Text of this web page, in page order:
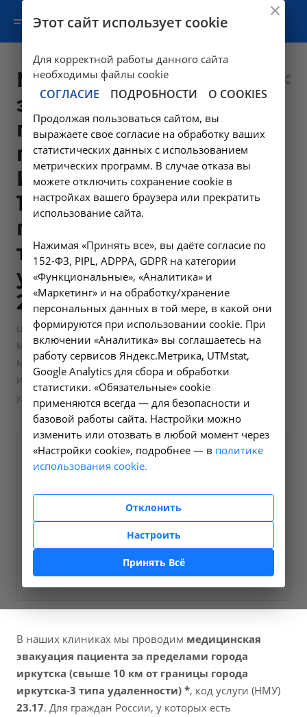
Медицинская
эвакуация
пациента за
пределами города
Иркутска (свыше
10 км от границы
города Иркутска-3
типа
удаленности) * -
23.17 в Ангарске
Цены в Ангарске — Скорая медицинская помощь —
Медицинская эвакуация —
Медицинская эвакуация пациента за пределами города
Иркутска (свыше 10 км от границы города Иркутска-3 типа
удаленности) * - 23.17 в Ангарске
Оформите заявку на сайте,
мы свяжемся с вами в
ближайшее время и ответим
на все интересующие
5200 ₽
Заказать услугу
В наших клиниках мы проводим медицинская
эвакуация пациента за пределами города
иркутска (свыше 10 км от границы города
иркутска-3 типа удаленности) *, код услуги (НМУ)
23.17. Для граждан России, у которых есть
Этот сайт использует cookie
Для корректной работы данного сайта
необходимы файлы cookie
СОГЛАСИЕ ПОДРОБНОСТИ О COOKIES
Продолжая пользоваться сайтом, вы
выражаете свое согласие на обработку ваших
статистических данных с использованием
метрических программ. В случае отказа вы
можете отключить сохранение cookie в
настройках вашего браузера или прекратить
использование сайта.
Нажимая «Принять все», вы даёте согласие по
152-ФЗ, PIPL, ADPPA, GDPR на категории
«Функциональные», «Аналитика» и
«Маркетинг» и на обработку/хранение
персональных данных в той мере, в какой они
формируются при использовании cookie. При
включении «Аналитика» вы соглашаетесь на
работу сервисов Яндекс.Метрика, UTMstat,
Google Analytics для сбора и обработки
статистики. «Обязательные» cookie
применяются всегда — для безопасности и
базовой работы сайта. Настройки можно
изменить или отозвать в любой момент через
«Настройки cookie», подробнее — в политике
использования cookie.
Отклонить
Настроить
Принять Всё